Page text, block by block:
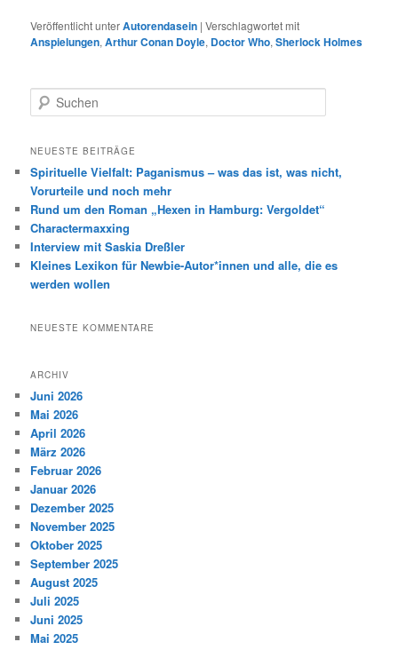
Veröffentlicht unterAutorendasein |Verschlagwortet mit
Anspielungen,Arthur Conan Doyle, Doctor Who,Sherlock Holmes
u
h
n
NEUESTE BEITRÄGE
Spirituelle Vielfalt: Paganismus – was das ist, was nicht,
Vorurteile und noch mehr
Rund um den Roman „Hexen in Hamburg: Vergoldet“
Charactermaxxing
Interview mit Saskia Dreßler
Kleines Lexikon für Newbie-Autor*innen und alle, die es
werden wollen
NEUESTE KOMMENTARE
ARCHIV
Juni 2026
Mai 2026
April 2026
März 2026
Februar 2026
Januar 2026
Dezember 2025
November 2025
Oktober 2025
September 2025
August 2025
Juli 2025
Juni 2025
Mai 2025